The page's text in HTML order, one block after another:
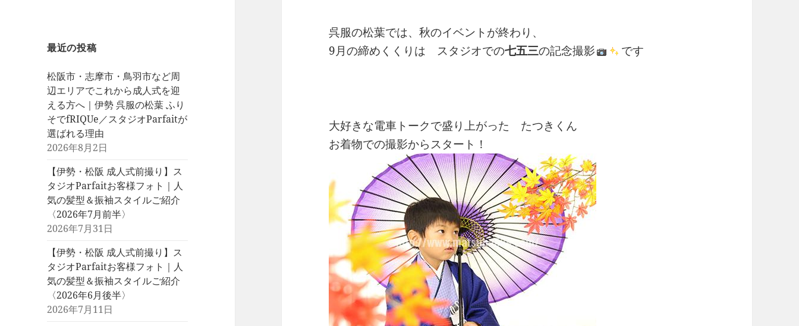
最近の投稿
松阪市・志摩市・鳥羽市など周
辺エリアでこれから成人式を迎
える方へ｜伊勢 呉服の松葉 ふり
そでfRIQUe／スタジオParfaitが
選ばれる理由
2026年8月2日
【伊勢・松阪 成人式前撮り】ス
タジオParfaitお客様フォト｜人
気の髪型＆振袖スタイルご紹介
〈2026年7月前半〉
2026年7月31日
【伊勢・松阪 成人式前撮り】ス
タジオParfaitお客様フォト｜人
気の髪型＆振袖スタイルご紹介
〈2026年6月後半〉
2026年7月11日
呉服の松葉では、秋のイベントが終わり、
9月の締めくくりは スタジオでの七五三の記念撮影 です
大好きな電車トークで盛り上がった たつきくん
お着物での撮影からスタート！